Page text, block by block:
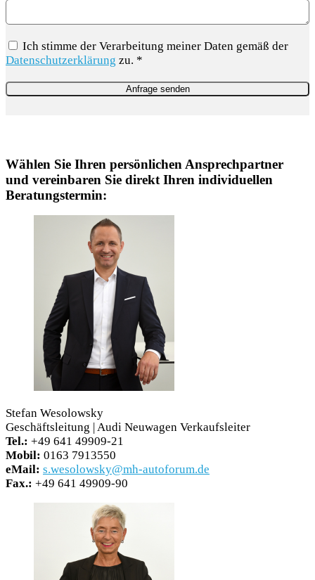
Ich stimme der Verarbeitung meiner Daten gemäß der
Datenschutzerklärung zu. *
Wählen Sie Ihren persönlichen Ansprechpartner
und vereinbaren Sie direkt Ihren individuellen
Beratungstermin:
Stefan Wesolowsky
Geschäftsleitung | Audi Neuwagen Verkaufsleiter
Tel.: +49 641 49909-21
Mobil: 0163 7913550
eMail: s.wesolowsky@mh-autoforum.de
Fax.: +49 641 49909-90